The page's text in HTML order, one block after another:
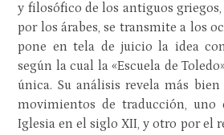
y fi­lo­só­fi­co de los an­ti­guos
por los ára­bes, se trans­mi­te a los
pone en tela de jui­cio la idea
según la cual la «Es­cue­la de
única. Su aná­li­sis re­ve­la más
mo­vi­mien­tos de tra­duc­ción, uno
Igle­sia en el siglo XII, y otro por el